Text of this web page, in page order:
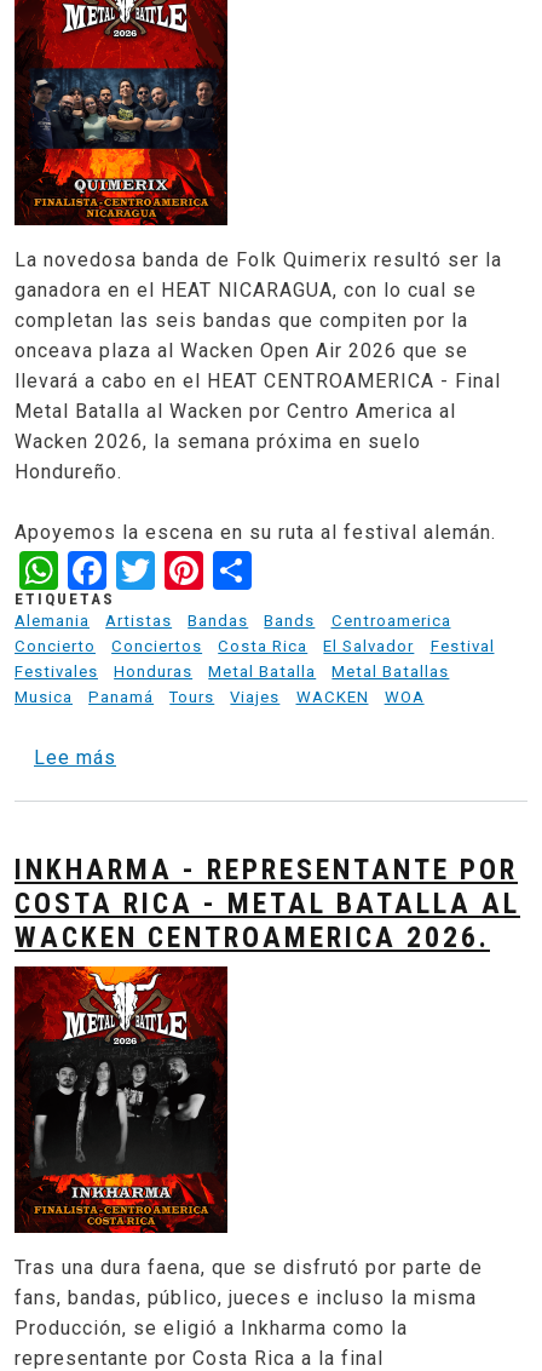
La novedosa banda de Folk Quimerix resultó ser la
ganadora en el HEAT NICARAGUA, con lo cual se
completan las seis bandas que compiten por la
onceava plaza al Wacken Open Air 2026 que se
llevará a cabo en el HEAT CENTROAMERICA - Final
Metal Batalla al Wacken por Centro America al
Wacken 2026, la semana próxima en suelo
Hondureño.
Apoyemos la escena en su ruta al festival alemán.
WhatsApp
Facebook
TwitterPinterest
ETIQUETAS
Alemania
Artistas Bandas Bands
Centroamerica
Concierto
Conciertos Costa Rica El Salvador
Festival
Festivales
Honduras Metal Batalla
Metal Batallas
Musica
Panamá Tours Viajes WACKEN WOA
Lee más
INKHARMA - REPRESENTANTE POR
COSTA RICA - METAL BATALLA AL
WACKEN CENTROAMERICA 2026.
Tras una dura faena, que se disfrutó por parte de
fans, bandas, público, jueces e incluso la misma
Producción, se eligió a Inkharma como la
representante por Costa Rica a la final